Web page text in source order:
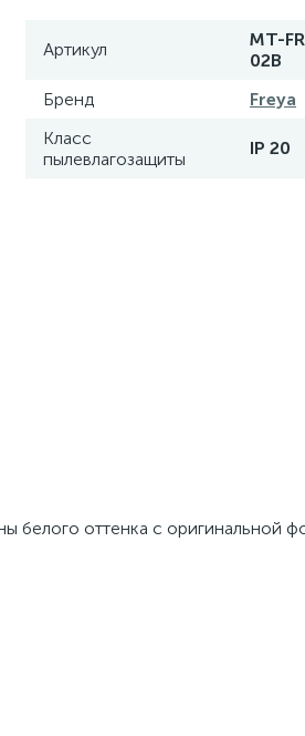
Артикул
MT-
02B
Бренд
Freya
Класс
пылевлагозащиты
IP 20
белого оттенка с оригинальной